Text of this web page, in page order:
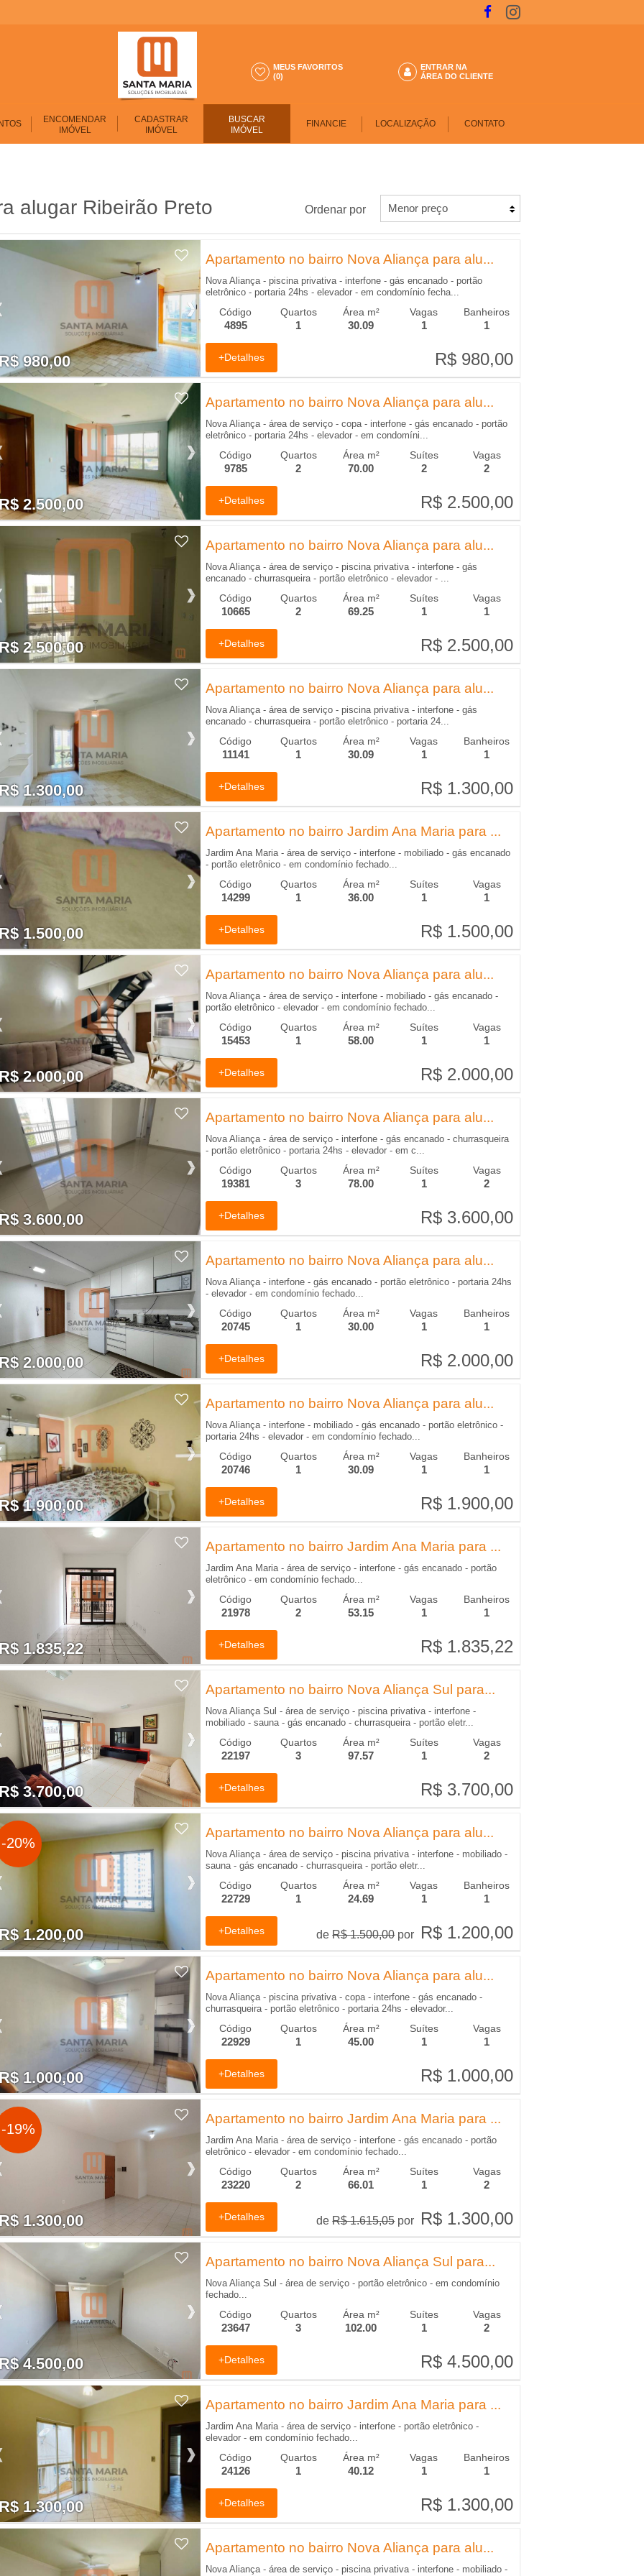
ENTRAR NA
ÁREA DO CLIENTE
MEUS FAVORITOS
(0)
ENCOMENDAR
IMÓVEL
CADASTRAR
IMÓVEL
BUSCAR
IMÓVEL
FINANCIE LOCALIZAÇÃO CONTATO
alugar Ribeirão Preto Ordenar por
980,00 R$ 980,00 R$ 980,00
Apartamento no bairro Nova Aliança para alu...
Nova Aliança - piscina privativa - interfone - gás encanado - portão
eletrônico - portaria 24hs - elevador - em condomínio fecha...
Código
4895
Quartos
1
Área m²
30.09
Vagas
1
Banheiros
1
+Detalhes R$ 980,00
2.500,00 R$ 2.500,00 R$ 2.500,00
Apartamento no bairro Nova Aliança para alu...
Nova Aliança - área de serviço - copa - interfone - gás encanado - portão
eletrônico - portaria 24hs - elevador - em condomíni...
Código
9785
Quartos
2
Área m²
70.00
Suítes
2
Vagas
2
+Detalhes R$ 2.500,00
2.500,00 R$ 2.500,00 R$ 2.500,00
Apartamento no bairro Nova Aliança para alu...
Nova Aliança - área de serviço - piscina privativa - interfone - gás
encanado - churrasqueira - portão eletrônico - elevador - ...
Código
10665
Quartos
2
Área m²
69.25
Suítes
1
Vagas
1
+Detalhes R$ 2.500,00
1.300,00 R$ 1.300,00 R$ 1.300,00
Apartamento no bairro Nova Aliança para alu...
Nova Aliança - área de serviço - piscina privativa - interfone - gás
encanado - churrasqueira - portão eletrônico - portaria 24...
Código
11141
Quartos
1
Área m²
30.09
Vagas
1
Banheiros
1
+Detalhes R$ 1.300,00
1.500,00 R$ 1.500,00 R$ 1.500,00
Apartamento no bairro Jardim Ana Maria para ...
Jardim Ana Maria - área de serviço - interfone - mobiliado - gás encanado
- portão eletrônico - em condomínio fechado...
Código
14299
Quartos
1
Área m²
36.00
Suítes
1
Vagas
1
+Detalhes R$ 1.500,00
2.000,00 R$ 2.000,00 R$ 2.000,00
Apartamento no bairro Nova Aliança para alu...
Nova Aliança - área de serviço - interfone - mobiliado - gás encanado -
portão eletrônico - elevador - em condomínio fechado...
Código
15453
Quartos
1
Área m²
58.00
Suítes
1
Vagas
1
+Detalhes R$ 2.000,00
3.600,00 R$ 3.600,00 R$ 3.600,00
Apartamento no bairro Nova Aliança para alu...
Nova Aliança - área de serviço - interfone - gás encanado - churrasqueira
- portão eletrônico - portaria 24hs - elevador - em c...
Código
19381
Quartos
3
Área m²
78.00
Suítes
1
Vagas
2
+Detalhes R$ 3.600,00
2.000,00 R$ 2.000,00 R$ 2.000,00
Apartamento no bairro Nova Aliança para alu...
Nova Aliança - interfone - gás encanado - portão eletrônico - portaria 24hs
- elevador - em condomínio fechado...
Código
20745
Quartos
1
Área m²
30.00
Vagas
1
Banheiros
1
+Detalhes R$ 2.000,00
1.900,00 R$ 1.900,00 R$ 1.900,00
Apartamento no bairro Nova Aliança para alu...
Nova Aliança - interfone - mobiliado - gás encanado - portão eletrônico -
portaria 24hs - elevador - em condomínio fechado...
Código
20746
Quartos
1
Área m²
30.09
Vagas
1
Banheiros
1
+Detalhes R$ 1.900,00
1.835,22 R$ 1.835,22 R$ 1.835,22
Apartamento no bairro Jardim Ana Maria para ...
Jardim Ana Maria - área de serviço - interfone - gás encanado - portão
eletrônico - em condomínio fechado...
Código
21978
Quartos
2
Área m²
53.15
Vagas
1
Banheiros
1
+Detalhes R$ 1.835,22
R$ 3.700,00 R$ 3.700,00 R$ 3.700,00
Apartamento no bairro Nova Aliança Sul para...
Nova Aliança Sul - área de serviço - piscina privativa - interfone -
mobiliado - sauna - gás encanado - churrasqueira - portão eletr...
Código
22197
Quartos
3
Área m²
97.57
Suítes
1
Vagas
2
+Detalhes R$ 3.700,00
-20%
1.200,00 R$ 1.200,00 R$ 1.200,00
Apartamento no bairro Nova Aliança para alu...
Nova Aliança - área de serviço - piscina privativa - interfone - mobiliado -
sauna - gás encanado - churrasqueira - portão eletr...
Código
22729
Quartos
1
Área m²
24.69
Vagas
1
Banheiros
1
+Detalhes deR$ 1.500,00por R$ 1.200,00
1.000,00 R$ 1.000,00 R$ 1.000,00
Apartamento no bairro Nova Aliança para alu...
Nova Aliança - piscina privativa - copa - interfone - gás encanado -
churrasqueira - portão eletrônico - portaria 24hs - elevador...
Código
22929
Quartos
1
Área m²
45.00
Suítes
1
Vagas
1
+Detalhes R$ 1.000,00
-19%
1.300,00 R$ 1.300,00 R$ 1.300,00
Apartamento no bairro Jardim Ana Maria para ...
Jardim Ana Maria - área de serviço - interfone - gás encanado - portão
eletrônico - elevador - em condomínio fechado...
Código
23220
Quartos
2
Área m²
66.01
Suítes
1
Vagas
2
+Detalhes deR$ 1.615,05por R$ 1.300,00
4.500,00 R$ 4.500,00 R$ 4.500,00
Apartamento no bairro Nova Aliança Sul para...
Nova Aliança Sul - área de serviço - portão eletrônico - em condomínio
fechado...
Código
23647
Quartos
3
Área m²
102.00
Suítes
1
Vagas
2
+Detalhes R$ 4.500,00
1.300,00 R$ 1.300,00 R$ 1.300,00
Apartamento no bairro Jardim Ana Maria para ...
Jardim Ana Maria - área de serviço - interfone - portão eletrônico -
elevador - em condomínio fechado...
Código
24126
Quartos
1
Área m²
40.12
Vagas
1
Banheiros
1
+Detalhes R$ 1.300,00
Apartamento no bairro Nova Aliança para alu...
Nova Aliança - área de serviço - piscina privativa - interfone - mobiliado -